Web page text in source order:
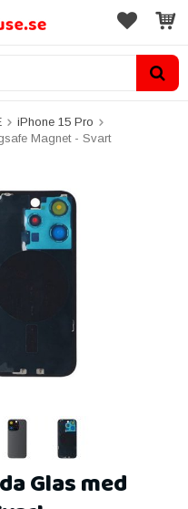
iPhone 15 Pro
Magnet - Svart
Glas med